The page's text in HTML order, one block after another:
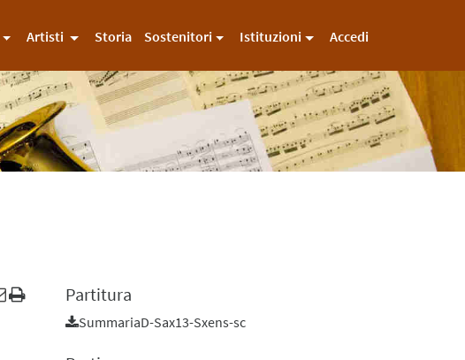
Artisti Storia Sostenitori Istituzioni Accedi
Partitura
SummariaD-Sax13-Sxens-sc